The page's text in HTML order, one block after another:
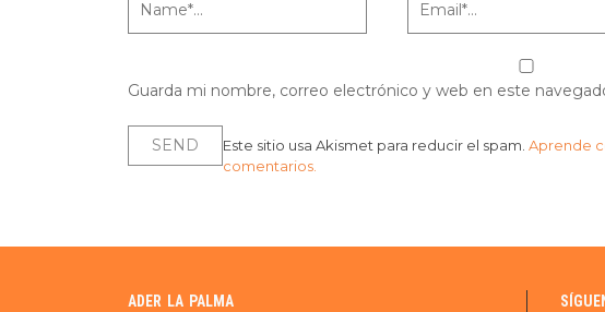
Guarda mi nombre, correo electrónico y web en este
Este sitio usa Akismet para reducir el spam. Aprende
comentarios.
ADER LA PALMA